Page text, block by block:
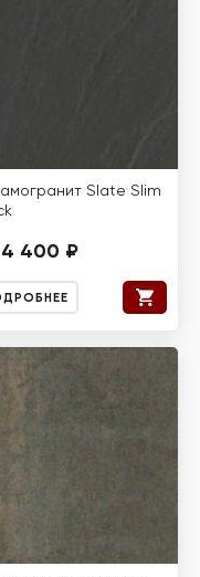
Slate Slim
4 400 ₽